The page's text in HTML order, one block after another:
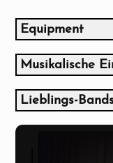
Equipment
Fenix 4-string
Ibanez 6-String
Marshall DBS
Boss ODB-3
Musikalische
Greg Lake
Fish
Lieblings-
Emerson, Lake
Marillion (bis